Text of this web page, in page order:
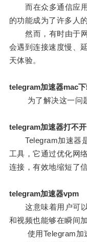
而在众多通信应用
的功能成为了许多人
然而，有时由于网
会遇到连接速度慢、
天体验。
telegram加速器mac
为了解决这一问题
telegram加速器打不开
Telegram加速器是
工具，它通过优化网
连接，有效地缩短了
telegram加速器vpm
这意味着用户可以
和视频也能够在瞬间加
使用Telegram加速